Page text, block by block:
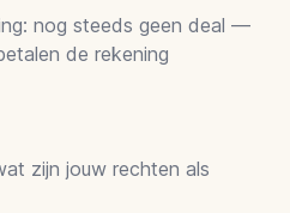
nog steeds geen deal —
de rekening
zijn jouw rechten als